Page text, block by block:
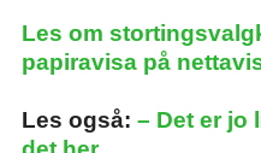
Les om
papiravisa på
Les også: – Det er jo